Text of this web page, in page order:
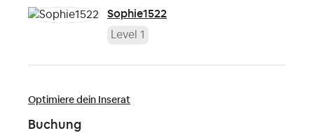
Sophie1522
Level 1
Optimiere dein Inserat
Buchung